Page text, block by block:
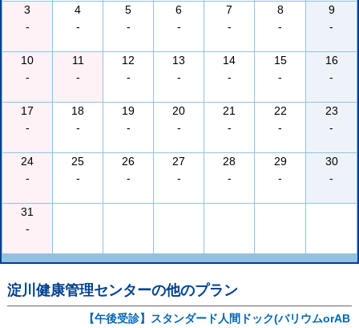
3
-
4
-
5
-
6
-
7
-
8
-
9
-
10
-
11
-
12
-
13
-
14
-
15
-
16
-
17
-
18
-
19
-
20
-
21
-
22
-
23
-
24
-
25
-
26
-
27
-
28
-
29
-
30
-
31
-
淀川健康管理センターの他のプラン
【午後受診】スタンダード人間ドック(バリウムorAB